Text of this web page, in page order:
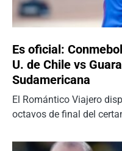
Es oficial:
U. de Chile vs
Sudamericana
El Romántico Viajero
octavos de final del